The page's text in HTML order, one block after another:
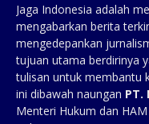
Jaga Indonesia adalah
mengabarkan berita
mengedepankan
tujuan utama berdirinya
tulisan untuk membantu
ini dibawah naungan PT.
Menteri Hukum dan